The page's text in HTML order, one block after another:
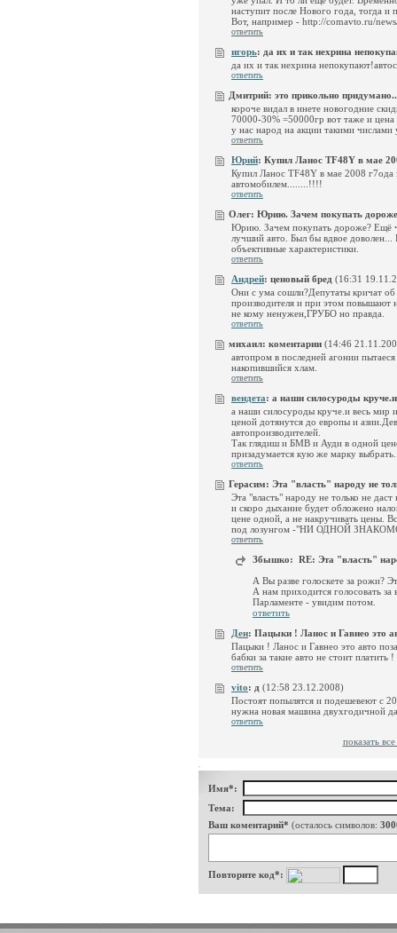
наступит после Нового года, тогда и
Вот, например - http://comavto.ru/
ответить
игорь: да их и так нехрина
да их и так нехрина
ответить
Дмитрий: это прикольно
короче видал в инете новогодние
70000-30% =50000гр вот таже и цена
у нас народ на акции такими числами
ответить
Юрий: Купил Ланос TF48Y в мае
Купил Ланос TF48Y в мае 2008 г7ода
автомобилем........!!!!
ответить
Олег: Юрию. Зачем покупать
Юрию. Зачем покупать дороже? Ещё
лучший авто. Был бы вдвое
объективные характеристики.
ответить
Андрей: ценовый бред (16:31
Они с ума сошли?Депутаты кричат
производителя и при этом повышают
не кому ненужен,ГРУБО но правда.
ответить
михаил: коментарии (14:46
автопром в последней агонии
накопившийся хлам.
ответить
вендета: а наши силосуроды
а наши силосуроды круче.и весь мир
ценой дотянутся до европы и
автопроизводителей.
Так глядиш и БМВ и Ауди в одной
призадумается кую же марку
ответить
Герасим: Эта "власть" народу не
Эта "власть" народу не только не
и скоро дыхание будет обложено
цене одной, а не накручивать цены.
под лозунгом -"НИ ОДНОЙ
ответить
Збышко: RE: Эта "власть"
А Вы разве голоскете за рожи?
А нам приходится голосовать
Парламенте - увидим потом.
ответить
Ден: Пацыки ! Ланос и Гавнео это
Пацыки ! Ланос и Гавнео это авто
бабки за такие авто не стоит платить !
ответить
vito: д (12:58 23.12.2008)
Постоят попылятся и подешевеют с
нужна новая машина двухгодичной
ответить
показать
Имя*:
Тема:
Ваш коментарий* (осталось символов:
Повторите код*: